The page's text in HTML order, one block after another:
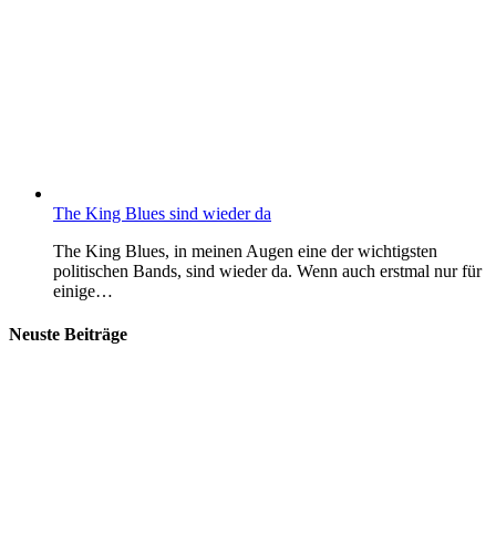
The King Blues sind wieder da
The King Blues, in meinen Augen eine der wichtigsten
politischen Bands, sind wieder da. Wenn auch erstmal nur für
einige…
Neuste Beiträge